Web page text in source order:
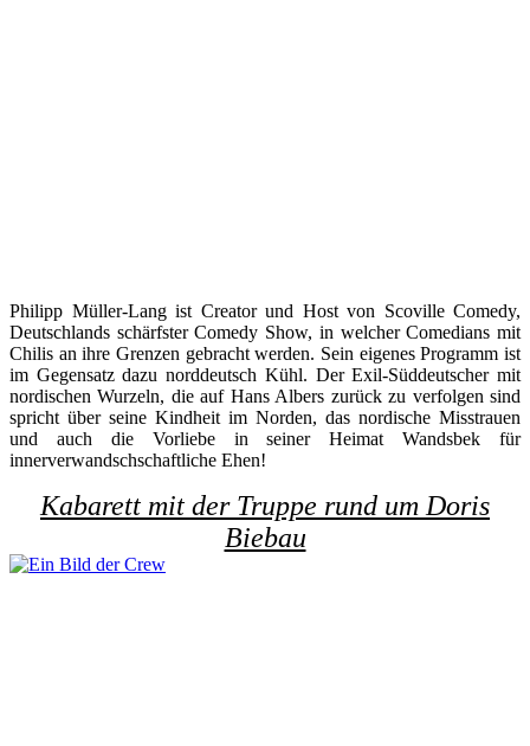
Philipp Müller-Lang ist Creator und Host von Scoville Comedy,
Deutschlands schärfster Comedy Show, in welcher Comedians mit
Chilis an ihre Grenzen gebracht werden. Sein eigenes Programm ist
im Gegensatz dazu norddeutsch Kühl. Der Exil-Süddeutscher mit
nordischen Wurzeln, die auf Hans Albers zurück zu verfolgen sind
spricht über seine Kindheit im Norden, das nordische Misstrauen
und auch die Vorliebe in seiner Heimat Wandsbek für
innerverwandschschaftliche Ehen!
Kabarett mit der Truppe rund um Doris
Biebau